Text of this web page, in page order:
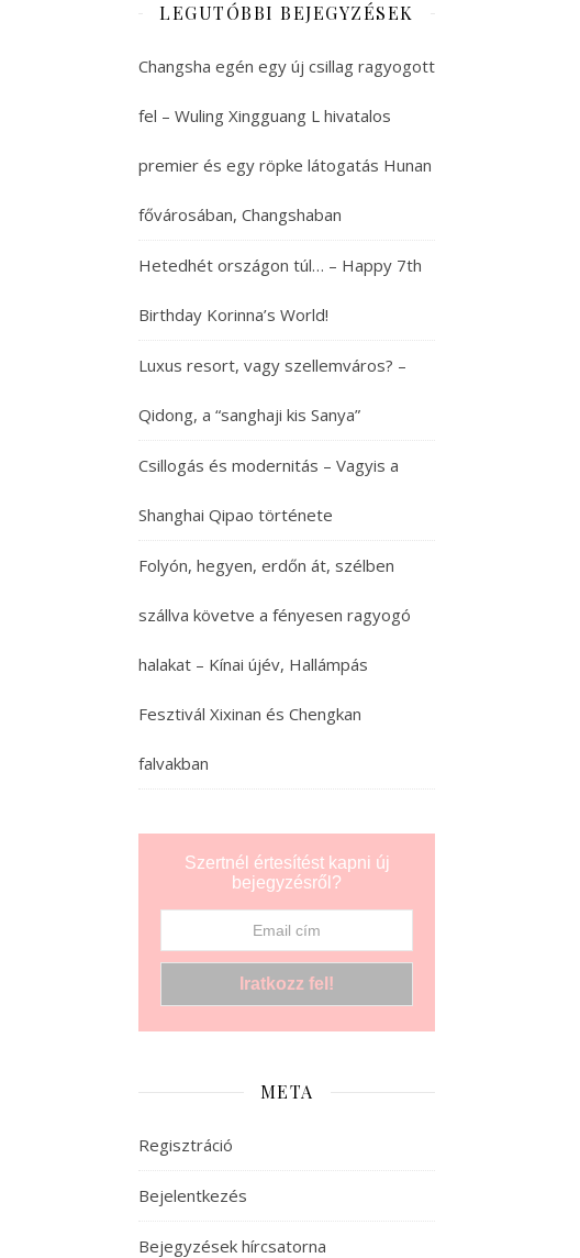
LEGUTÓBBI BEJEGYZÉSEK
Changsha egén egy új csillag ragyogott
fel – Wuling Xingguang L hivatalos
premier és egy röpke látogatás Hunan
fővárosában, Changshaban
Hetedhét országon túl… – Happy 7th
Birthday Korinna’s World!
Luxus resort, vagy szellemváros? –
Qidong, a “sanghaji kis Sanya”
Csillogás és modernitás – Vagyis a
Shanghai Qipao története
Folyón, hegyen, erdőn át, szélben
szállva követve a fényesen ragyogó
halakat – Kínai újév, Hallámpás
Fesztivál Xixinan és Chengkan
falvakban
Szertnél értesítést kapni új
bejegyzésről?
META
Regisztráció
Bejelentkezés
Bejegyzések hírcsatorna